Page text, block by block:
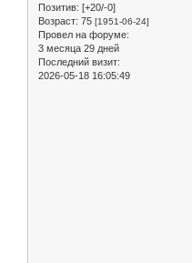
Позитив: [+20/-0]
Возраст: 75 [1951-06-24]
Провел на форуме:
3 месяца 29 дней
Последний визит:
2026-05-18 16:05:49